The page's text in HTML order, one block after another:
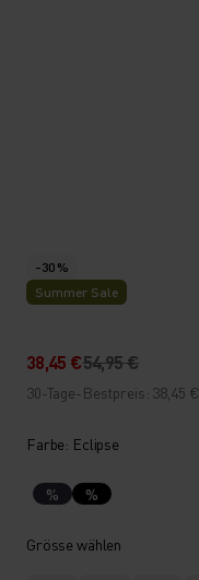
-30 %
Summer Sale
38,45 €54,95 €
30-Tage-Bestpreis: 38,45 €
Farbe: Eclipse
% %
Grösse wählen